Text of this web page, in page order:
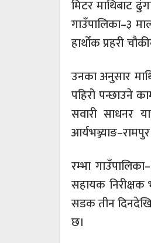
मिटर माथिबाट
गाउँपालिका–३
हार्थोक प्रहरी
उनका अनुसार
पहिरो पन्छाउने
सवारी साधनर
रम्भा
सहायक
सडक तीन
छ।